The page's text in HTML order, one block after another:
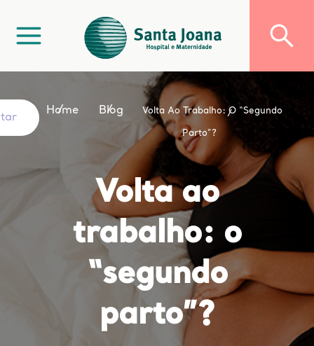
Home Blog Volta Ao Trabalho: O “segundo
Parto”?
Volta ao
trabalho: o
“segundo
parto”?